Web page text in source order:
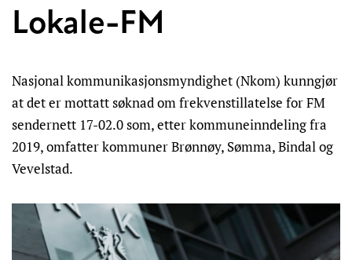
Lokale-FM
Nasjonal kommunikasjonsmyndighet (Nkom) kunngjør
at det er mottatt søknad om frekvenstillatelse for FM
sendernett 17-02.0 som, etter kommuneinndeling fra
2019, omfatter kommuner Brønnøy, Sømma, Bindal og
Vevelstad.